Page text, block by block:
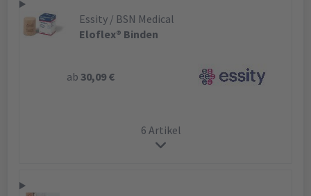
Essity / BSN Medical
Eloflex® Binden
ab 30,09 €
6 Artikel